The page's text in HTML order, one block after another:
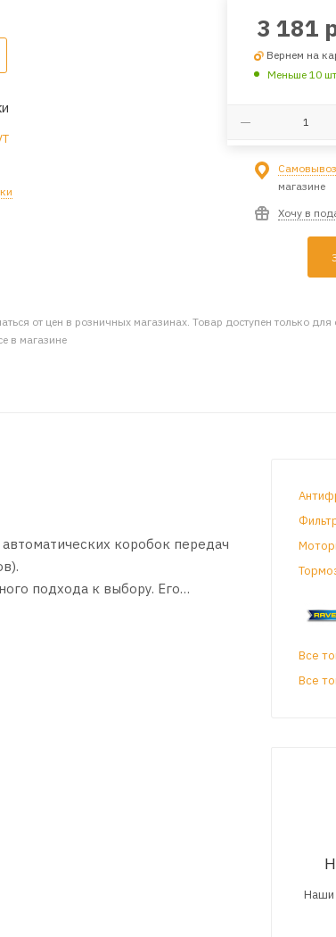
3 181
Вернем на
Меньше 10 шт
магазине
Хочу в
от цен в розничных магазинах. Товар доступен только
в магазине
коробок передач
подхода к выбору. Его
Все
Все
Наши